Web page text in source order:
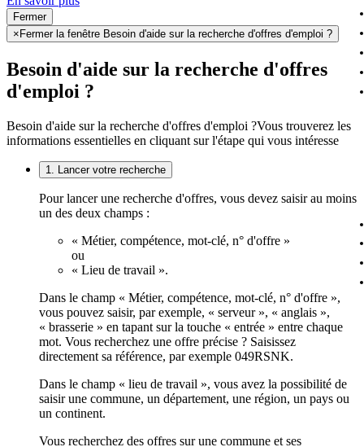
Fermer
× Fermer la fenêtre Besoin d'aide sur la recherche d'offres d'emploi ?
Besoin d'aide sur la recherche d'offres
d'emploi ?
Besoin d'aide sur la recherche d'offres d'emploi ?Vous trouverez les
informations essentielles en cliquant sur l'étape qui vous intéresse
1. Lancer votre recherche
Pour lancer une recherche d'offres, vous devez saisir au moins
un des deux champs :
« Métier, compétence, mot-clé, n° d'offre »
ou
« Lieu de travail ».
Dans le champ « Métier, compétence, mot-clé, n° d'offre »,
vous pouvez saisir, par exemple, « serveur », « anglais »,
« brasserie » en tapant sur la touche « entrée » entre chaque
mot. Vous recherchez une offre précise ? Saisissez
directement sa référence, par exemple 049RSNK.
Dans le champ « lieu de travail », vous avez la possibilité de
saisir une commune, un département, une région, un pays ou
un continent.
Vous recherchez des offres sur une commune et ses